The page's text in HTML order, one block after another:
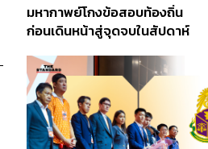
มหากาพย์โกงข้อสอบท้องถิ่น
ก่อนเดินหน้าสู่จุดจบในสัปดาห์